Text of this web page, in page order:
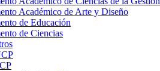
Académico de Arte y Diseño
de Educación
de Ciencias